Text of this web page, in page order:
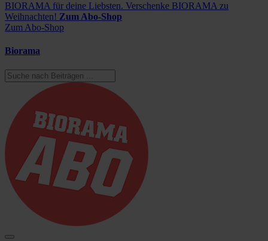
BIORAMA für deine Liebsten. Verschenke BIORAMA zu
Weihnachten! Zum Abo-Shop
Zum Abo-Shop
Biorama